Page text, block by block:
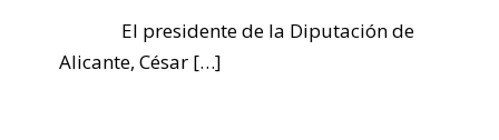
El presidente de la Diputación de
Alicante, César […]